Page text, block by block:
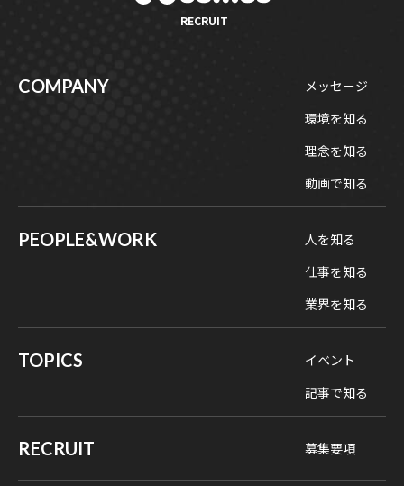
RECRUIT
COMPANY
メッセージ
環境を知る
理念を知る
動画で知る
PEOPLE&WORK
人を知る
仕事を知る
業界を知る
RECRUIT 募集要項
TOPICS
イベント
記事で知る